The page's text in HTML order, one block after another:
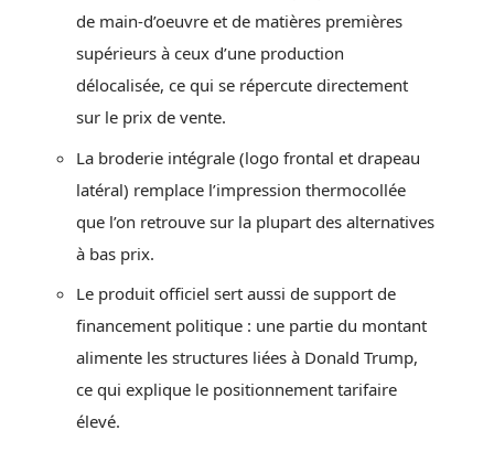
de main-d’oeuvre et de matières premières
supérieurs à ceux d’une production
délocalisée, ce qui se répercute directement
sur le prix de vente.
La broderie intégrale (logo frontal et drapeau
latéral) remplace l’impression thermocollée
que l’on retrouve sur la plupart des alternatives
à bas prix.
Le produit officiel sert aussi de support de
financement politique : une partie du montant
alimente les structures liées à Donald Trump,
ce qui explique le positionnement tarifaire
élevé.